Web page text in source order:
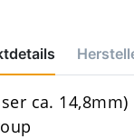
ca. 14,8mm)